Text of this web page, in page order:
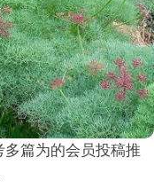
多篇为的会员投稿推